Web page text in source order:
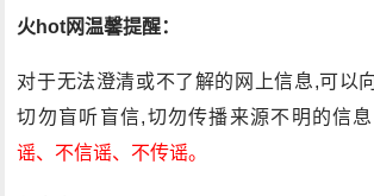
火hot网温馨提醒：
对于无法澄清或不了解的网上信息,可以
切勿盲听盲信,切勿传播来源不明的信息
谣、不信谣、不传谣。